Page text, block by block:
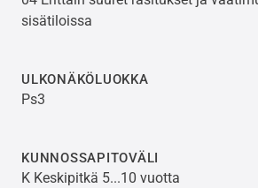
sisätiloissa
ULKONÄKÖLUOKKA
Ps3
KUNNOSSAPITOVÄLI
K Keskipitkä 5...10 vuotta